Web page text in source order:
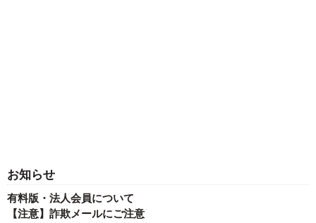
お知らせ
有料版・法人会員について
【注意】詐欺メールにご注意